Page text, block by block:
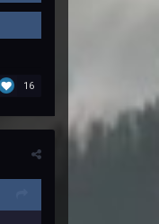
16